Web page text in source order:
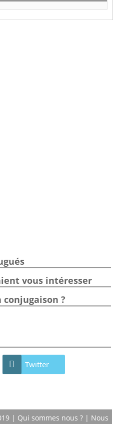
vous intéresser
conjugaison ?
 Twitter
| Qui sommes nous ? | Nous